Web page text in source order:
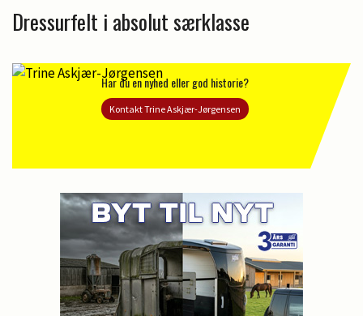
Dressurfelt i absolut særklasse
Har du en nyhed eller god historie?
Kontakt Trine Askjær-Jørgensen